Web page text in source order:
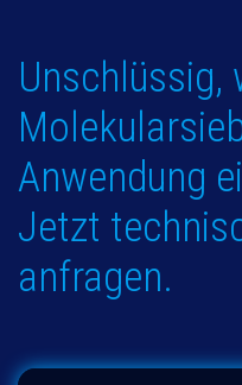
Unschlüssig,
Anwendung
Jetzt
anfragen.